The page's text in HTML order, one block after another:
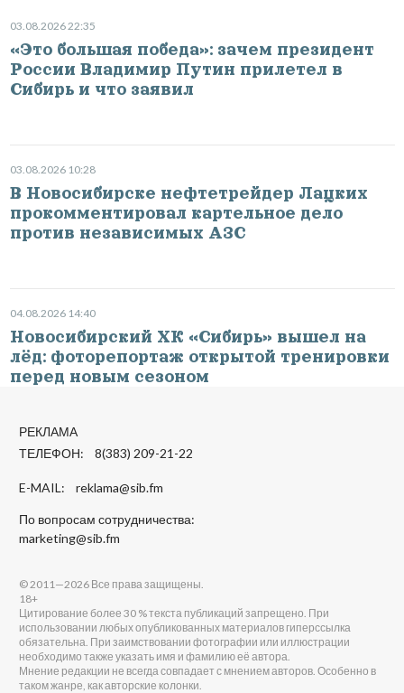
03.08.2026 22:35
«Это большая победа»: зачем президент
России Владимир Путин прилетел в
Сибирь и что заявил
03.08.2026 10:28
В Новосибирске нефтетрейдер Лацких
прокомментировал картельное дело
против независимых АЗС
04.08.2026 14:40
Новосибирский ХК «Сибирь» вышел на
лёд: фоторепортаж открытой тренировки
перед новым сезоном
РЕКЛАМА
ТЕЛЕФОН: 8(383) 209-21-22
E-MAIL: reklama@sib.fm
По вопросам сотрудничества:
marketing@sib.fm
© 2011—2026 Все права защищены.
18+
Цитирование более 30 % текста публикаций запрещено. При
использовании любых опубликованных материалов гиперссылка
обязательна. При заимствовании фотографии или иллюстрации
необходимо также указать имя и фамилию её автора.
Мнение редакции не всегда совпадает с мнением авторов. Особенно в
таком жанре, как авторские колонки.